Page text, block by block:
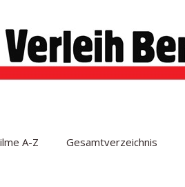
A-Z Gesamtverzeichnis